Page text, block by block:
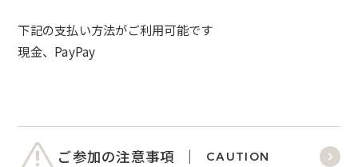
下記の支払い方法がご利用可能です
現金、PayPay
ご参加の注意事項 CAUTION